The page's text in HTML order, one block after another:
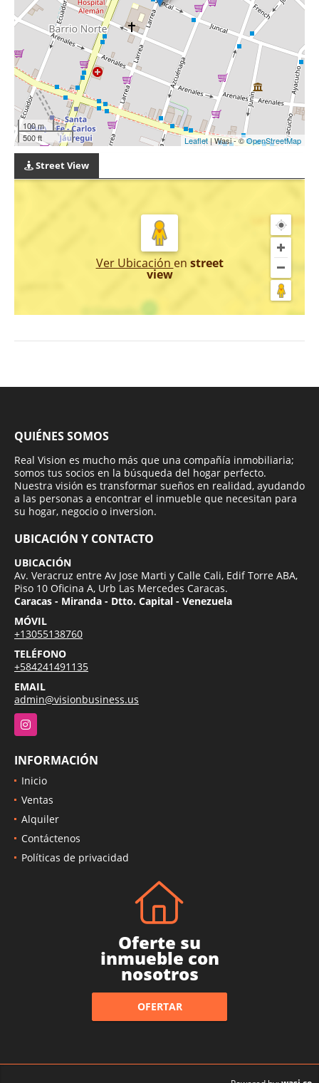
100 m
500 ft
Leaflet| Wasi - ©OpenStreetMap
Street View
Ver Ubicación en street
view
QUIÉNES SOMOS
Real Vision es mucho más que una compañía inmobiliaria;
somos tus socios en la búsqueda del hogar perfecto.
Nuestra visión es transformar sueños en realidad, ayudando
a las personas a encontrar el inmueble que necesitan para
su hogar, negocio o inversion.
UBICACIÓN Y CONTACTO
UBICACIÓN
Av. Veracruz entre Av Jose Marti y Calle Cali, Edif Torre ABA,
Piso 10 Oficina A, Urb Las Mercedes Caracas.
Caracas - Miranda - Dtto. Capital - Venezuela
MÓVIL
+13055138760
TELÉFONO
+584241491135
EMAIL
admin@visionbusiness.us
Instagram
INFORMACIÓN
Inicio
Ventas
Alquiler
Contáctenos
Políticas de privacidad
Oferte su
inmueble con
nosotros
OFERTAR